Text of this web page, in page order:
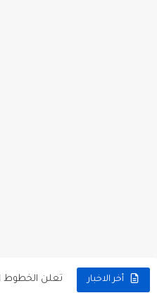
أخر الاخبار